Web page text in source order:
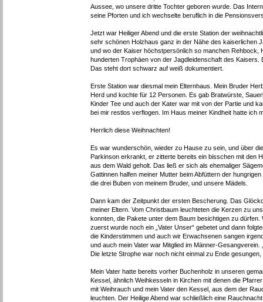
Aussee, wo unsere dritte Tochter geboren wurde. Das
seine Pforten und ich wechselte beruflich in die
Jetzt war Heiliger Abend und die erste Station der
sehr schönen Holzhaus ganz in der Nähe des kaiserlichen
und wo der Kaiser höchstpersönlich so manchen
hunderten Trophäen von der Jagdleidenschaft des
Das steht dort schwarz auf weiß dokumentiert.
Erste Station war diesmal mein Elternhaus. Mein Bruder
Herd und kochte für 12 Personen. Es gab Bratwürste,
Kinder Tee und auch der Kater war mit von der Partie und
bei mir restlos verflogen. Im Haus meiner Kindheit hatte ich
Herrlich diese Weihnachten!
Es war wunderschön, wieder zu Hause zu sein, und über
Parkinson erkrankt, er zitterte bereits ein bisschen mit den
aus dem Wald geholt. Das ließ er sich als ehemaliger
Gattinnen halfen meiner Mutter beim Abfüttern der
die drei Buben von meinem Bruder, und unsere Mädels.
Dann kam der Zeitpunkt der ersten Bescherung. Das
meiner Eltern. Vom Christbaum leuchteten die Kerzen zu
konnten, die Pakete unter dem Baum besichtigen zu
zuerst wurde noch ein „Vater Unser“ gebetet und dann
die Kinderstimmen und auch wir Erwachsenen sangen
und auch mein Vater war Mitglied im Männer-Gesangverein.
Die letzte Strophe war noch nicht einmal zu Ende
Mein Vater hatte bereits vorher Buchenholz in unseren
Kessel, ähnlich Weihkesseln in Kirchen mit denen die
mit Weihrauch und mein Vater den Kessel, aus dem der
leuchten. Der Heilige Abend war schließlich eine